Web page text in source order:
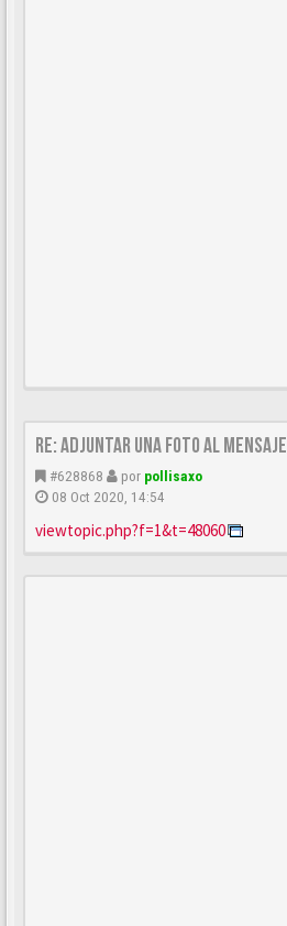
Re: Adjuntar una foto al mensaje
#628868 por pollisaxo
08 Oct 2020, 14:54
viewtopic.php?f=1&t=48060